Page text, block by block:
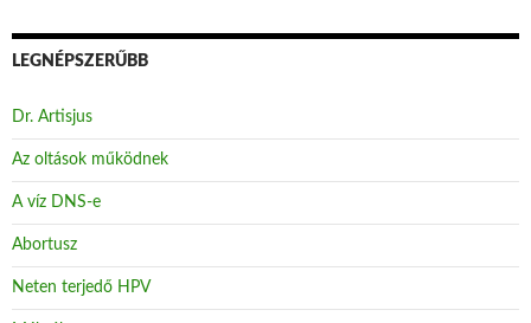
LEGNÉPSZERŰBB
Dr. Artisjus
Az oltások működnek
A víz DNS-e
Abortusz
Neten terjedő HPV